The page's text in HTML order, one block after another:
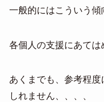
一般的にはこういう傾
各個人の支援にあては
あくまでも、参考程
しれません、、、、